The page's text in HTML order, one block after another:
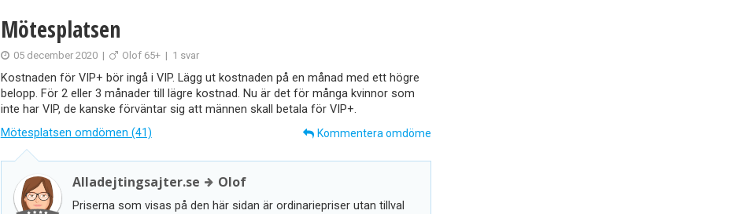
Mötesplatsen
05 december 2020 | Olof 65+ | 1 svar
Kostnaden för VIP+ bör ingå i VIP. Lägg ut kostnaden på en månad med ett högre
belopp. För 2 eller 3 månader till lägre kostnad. Nu är det för många kvinnor som
inte har VIP, de kanske förväntar sig att männen skall betala för VIP+.
Mötesplatsen omdömen (41)
Kommentera omdöme
Alladejtingsajter.se Olof
Priserna som visas på den här sidan är ordinariepriser utan tillval